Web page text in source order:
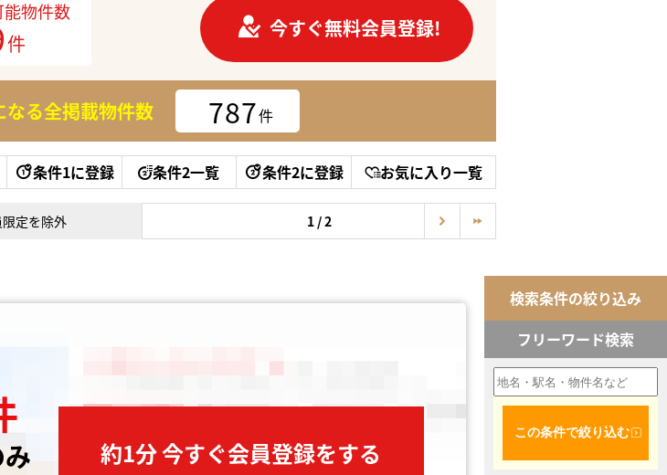
物件数
件
今すぐ無料会員登録!
なる全掲載物件数 787件
条件1に登録 条件2一覧 条件2に登録 お気に入り一覧
定を除外 1 / 2
約1分 今すぐ会員登録をする
検索条件の絞り込み
フリーワード検索
この条件で絞り込む